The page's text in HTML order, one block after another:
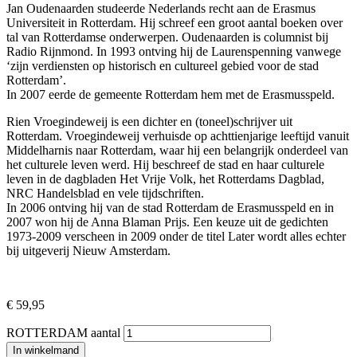
Jan Oudenaarden studeerde Nederlands recht aan de Erasmus
Universiteit in Rotterdam. Hij schreef een groot aantal boeken over
tal van Rotterdamse onderwerpen. Oudenaarden is columnist bij
Radio Rijnmond. In 1993 ontving hij de Laurenspenning vanwege
‘zijn verdiensten op historisch en cultureel gebied voor de stad
Rotterdam’.
In 2007 eerde de gemeente Rotterdam hem met de Erasmusspeld.
Rien Vroegindeweij is een dichter en (toneel)schrijver uit
Rotterdam. Vroegindeweij verhuisde op achttienjarige leeftijd vanuit
Middelharnis naar Rotterdam, waar hij een belangrijk onderdeel van
het culturele leven werd. Hij beschreef de stad en haar culturele
leven in de dagbladen Het Vrije Volk, het Rotterdams Dagblad,
NRC Handelsblad en vele tijdschriften.
In 2006 ontving hij van de stad Rotterdam de Erasmusspeld en in
2007 won hij de Anna Blaman Prijs. Een keuze uit de gedichten
1973-2009 verscheen in 2009 onder de titel Later wordt alles echter
bij uitgeverij Nieuw Amsterdam.
€ 59,95
ROTTERDAM aantal
In winkelmand